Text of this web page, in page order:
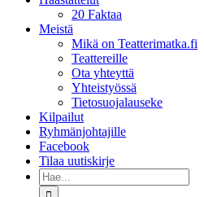
20 Faktaa
Meistä
Mikä on Teatterimatka.fi
Teattereille
Ota yhteyttä
Yhteistyössä
Tietosuojalauseke
Kilpailut
Ryhmänjohtajille
Facebook
Tilaa uutiskirje
Etsi
...